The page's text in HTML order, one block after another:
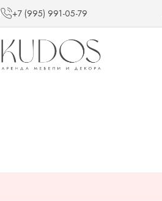
+7 (995) 991-05-79